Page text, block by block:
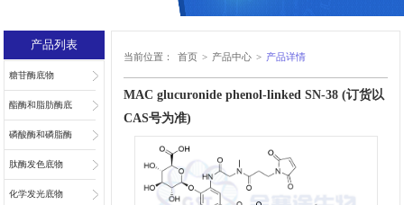
产品列表
糖苷酶底物
酯酶和脂肪酶底
物
磷酸酶和磷脂酶
底物
肽酶发色底物
化学发光底物
当前位置： 首页 > 产品中心 > 产品详情
MAC glucuronide phenol-linked SN-38 (订货以
CAS号为准)